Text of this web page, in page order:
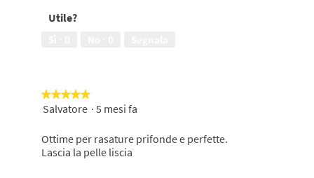
Utile?
★★★★★
★★★★★
5
stelle.
Salvatore · 5 mesi fa
Ottime per rasature prifonde e perfette.
Lascia la pelle liscia